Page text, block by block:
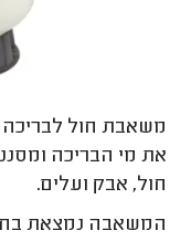
משאבת חול
את מי הבריכה
חול, אבק ועלים.
המשאבה נמצאת